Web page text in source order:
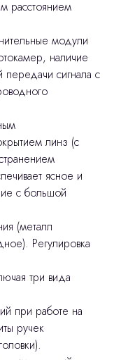
расстоянием
модули
наличие
сигнала с
линз (с
ясное и
с большой
(металл
Регулировка
три вида
при работе на
ручек